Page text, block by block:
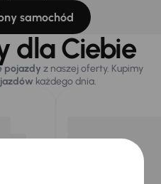
samochód
dla Ciebie
pojazdy z naszej oferty. Kupimy
każdego dnia.